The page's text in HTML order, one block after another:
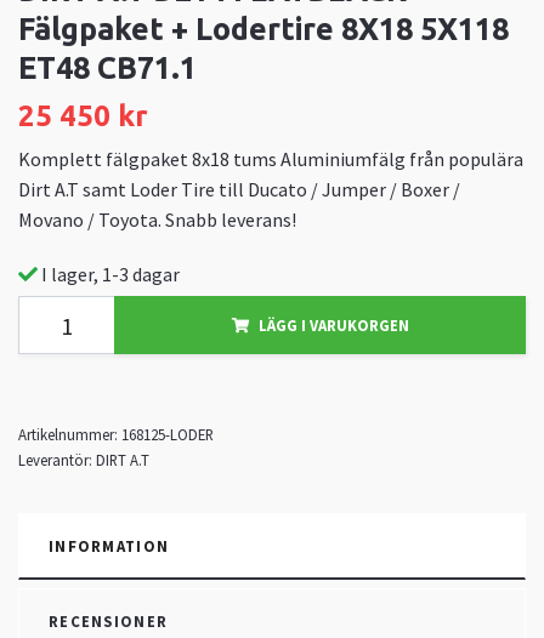
Fälgpaket + Lodertire 8X18 5X118
ET48 CB71.1
25 450 kr
Komplett fälgpaket 8x18 tums Aluminiumfälg från populära
Dirt A.T samt Loder Tire till Ducato / Jumper / Boxer /
Movano / Toyota. Snabb leverans!
I lager, 1-3 dagar
LÄGG I VARUKORGEN
Artikelnummer: 168125-LODER
Leverantör: DIRT A.T
INFORMATION
RECENSIONER